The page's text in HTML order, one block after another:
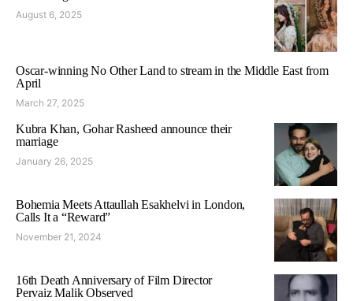
August 6, 2025
Oscar-winning No Other Land to stream in the Middle East from
April
March 27, 2025
Kubra Khan, Gohar Rasheed announce their
marriage
January 26, 2025
Bohemia Meets Attaullah Esakhelvi in London,
Calls It a “Reward”
November 21, 2024
16th Death Anniversary of Film Director
Pervaiz Malik Observed